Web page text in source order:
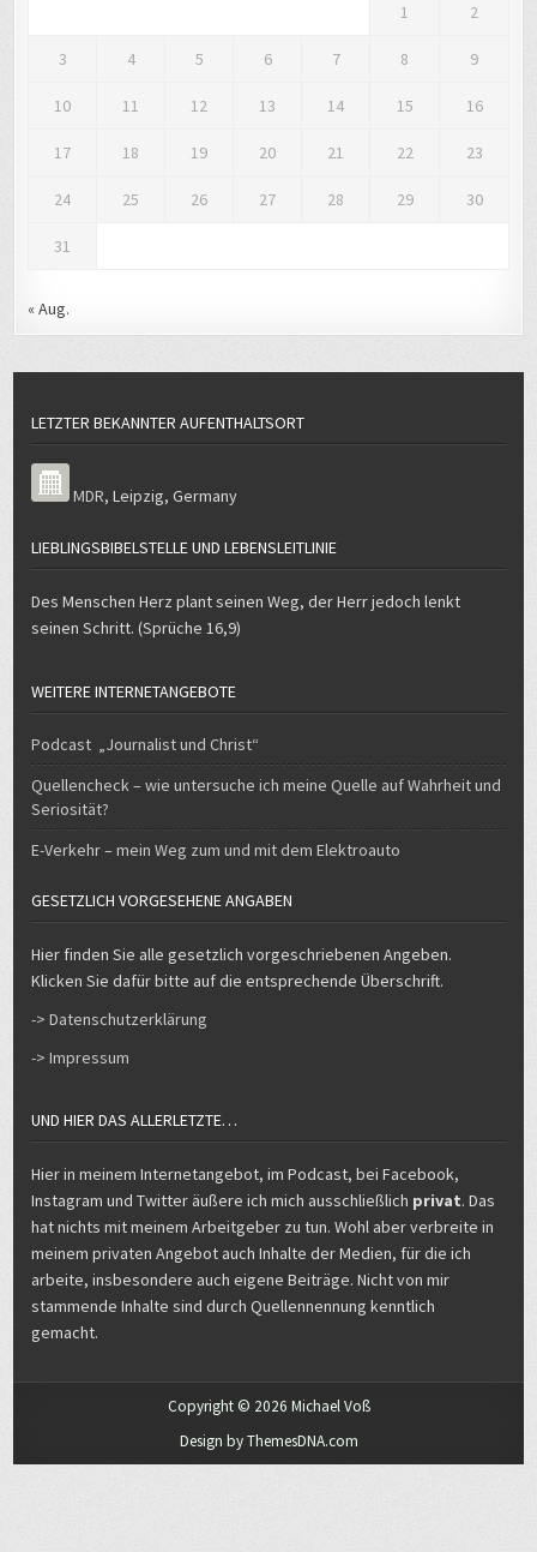
1 2
3 4 5 6 7 8 9
10 11 12 13 14 15 16
17 18 19 20 21 22 23
24 25 26 27 28 29 30
31
« Aug.
LETZTER BEKANNTER AUFENTHALTSORT
MDR,Leipzig,Germany
LIEBLINGSBIBELSTELLE UND LEBENSLEITLINIE
Des Menschen Herz plant seinen Weg, der Herr jedoch lenkt
seinen Schritt. (Sprüche 16,9)
WEITERE INTERNETANGEBOTE
Podcast „Journalist und Christ“
Quellencheck – wie untersuche ich meine Quelle auf Wahrheit und
Seriosität?
E-Verkehr – mein Weg zum und mit dem Elektroauto
GESETZLICH VORGESEHENE ANGABEN
Hier finden Sie alle gesetzlich vorgeschriebenen Angeben.
Klicken Sie dafür bitte auf die entsprechende Überschrift.
-> Datenschutzerklärung
-> Impressum
UND HIER DAS ALLERLETZTE…
Hier in meinem Internetangebot, im Podcast, bei Facebook,
Instagram und Twitter äußere ich mich ausschließlich privat. Das
hat nichts mit meinem Arbeitgeber zu tun. Wohl aber verbreite in
meinem privaten Angebot auch Inhalte der Medien, für die ich
arbeite, insbesondere auch eigene Beiträge. Nicht von mir
stammende Inhalte sind durch Quellennennung kenntlich
gemacht.
Copyright © 2026 Michael Voß
Design by ThemesDNA.com